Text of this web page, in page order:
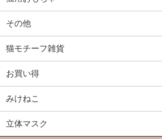
その他
猫モチーフ雑貨
お買い得
みけねこ
立体マスク